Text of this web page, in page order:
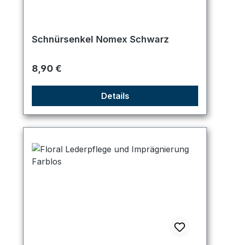
Schnürsenkel Nomex Schwarz
Regulärer Preis:
8,90 €
Details